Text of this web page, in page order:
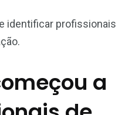
identificar profissionais
a